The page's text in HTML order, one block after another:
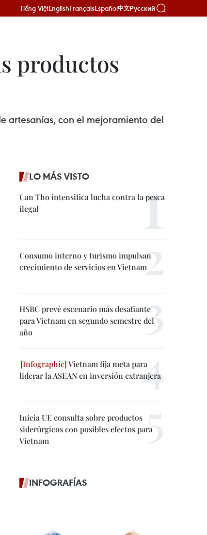
Tiếng ViệtEnglishFrançaisEspañol中文Русский
productos
artesanías, con el mejoramiento del
LO MÁS VISTO
Can Tho intensifica lucha contra la pesca
ilegal
Consumo interno y turismo impulsan
crecimiento de servicios en Vietnam
HSBC prevé escenario más desafiante
para Vietnam en segundo semestre del
año
Vietnam fija meta para
liderar la ASEAN en inversión extranjera
Inicia UE consulta sobre productos
siderúrgicos con posibles efectos para
Vietnam
INFOGRAFÍAS